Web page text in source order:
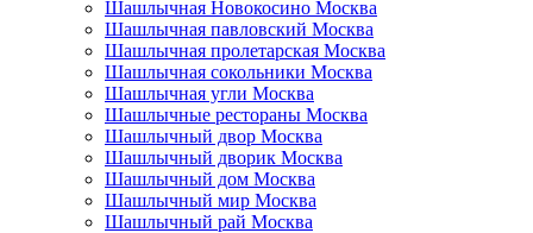
Шашлычная Новокосино Москва
Шашлычная павловский Москва
Шашлычная пролетарская Москва
Шашлычная сокольники Москва
Шашлычная угли Москва
Шашлычные рестораны Москва
Шашлычный двор Москва
Шашлычный дворик Москва
Шашлычный дом Москва
Шашлычный мир Москва
Шашлычный рай Москва